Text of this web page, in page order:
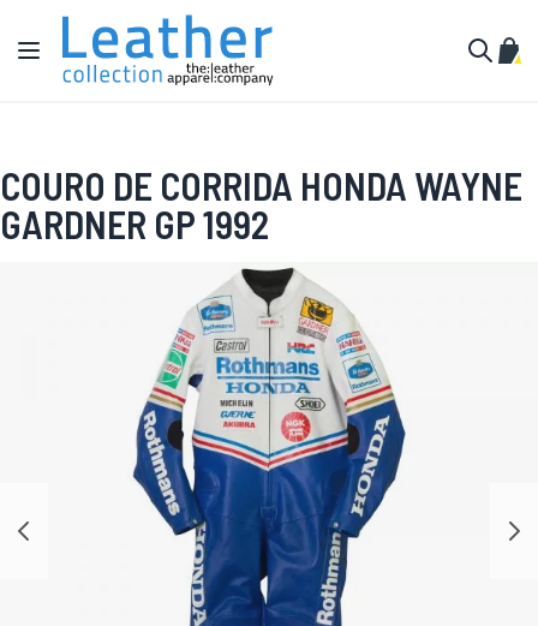
Pular para o conteúdo
Alternar Nav
COURO DE CORRIDA HONDA WAYNE
GARDNER GP 1992